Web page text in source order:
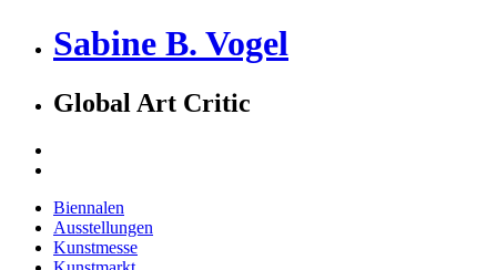
Sabine B. Vogel
Global Art Critic
Biennalen
Ausstellungen
Kunstmesse